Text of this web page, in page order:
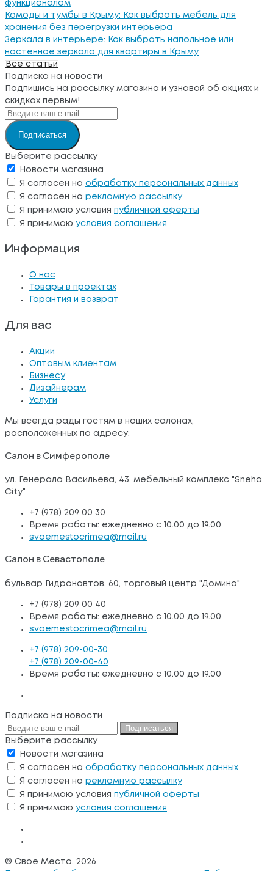
функционалом
Комоды и тумбы в Крыму: Как выбрать мебель для
хранения без перегрузки интерьера
Зеркала в интерьере: Как выбрать напольное или
настенное зеркало для квартиры в Крыму
Все статьи
Подписка на новости
Подпишись на рассылку магазина и узнавай об акциях и
скидках первым!
Подписаться
Выберите рассылку
Новости магазина
Я согласен на обработку персональных данных
Я согласен на рекламную рассылку
Я принимаю условия публичной оферты
Я принимаю условия соглашения
Информация
О нас
Товары в проектах
Гарантия и возврат
Для вас
Акции
Оптовым клиентам
Бизнесу
Дизайнерам
Услуги
Мы всегда рады гостям в наших салонах,
расположенных по адресу:
Салон в Симферополе
ул. Генерала Васильева, 43, мебельный комплекс "Sneha
City"
+7 (978) 209 00 30
Время работы: ежедневно с 10.00 до 19.00
svoemestocrimea@mail.ru
Салон в Севастополе
бульвар Гидронавтов, 60, торговый центр "Домино"
+7 (978) 209 00 40
Время работы: ежедневно с 10.00 до 19.00
svoemestocrimea@mail.ru
+7 (978) 209-00-30
+7 (978) 209-00-40
Время работы: ежедневно с 10.00 до 19.00
Подписка на новости
Подписаться
Выберите рассылку
Новости магазина
Я согласен на обработку персональных данных
Я согласен на рекламную рассылку
Я принимаю условия публичной оферты
Я принимаю условия соглашения
© Свое Место, 2026